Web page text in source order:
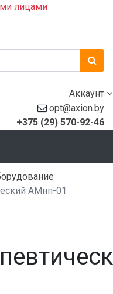
лицами
Аккаунт
opt@axion.by
+375 (29) 570-92-46
АМнп-01